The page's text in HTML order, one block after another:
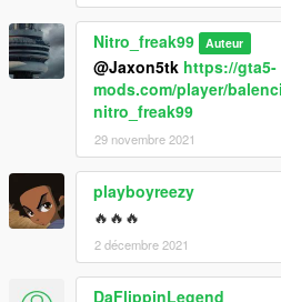
Nitro_freak99 Auteur
@Jaxon5tk https://gta5-
mods.com/player/
nitro_freak99
29 novembre 2021
playboyreezy
🔥🔥🔥
2 décembre 2021
DaFlippinLegend